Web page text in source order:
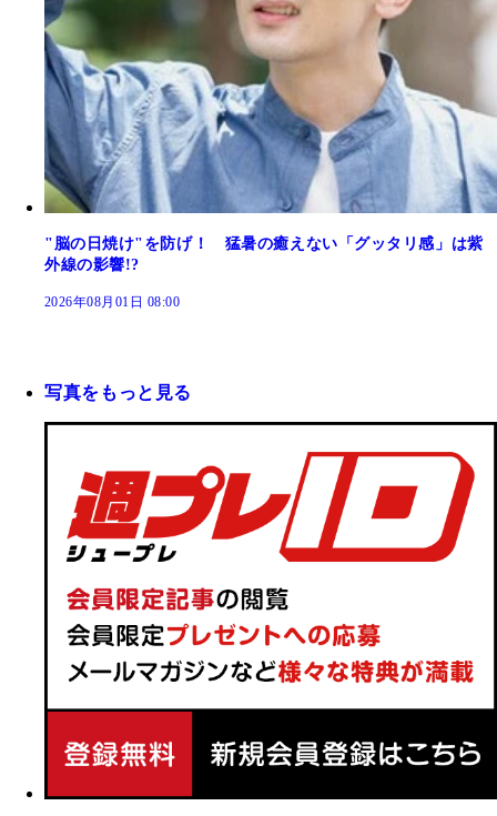
"脳の日焼け"を防げ！ 猛暑の癒えない「グッタリ感」は紫
外線の影響!?
2026年08月01日 08:00
写真をもっと見る